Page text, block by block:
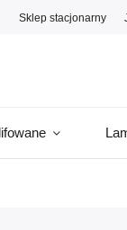
Sklep stacjonarny